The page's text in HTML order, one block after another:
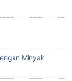
Minyak